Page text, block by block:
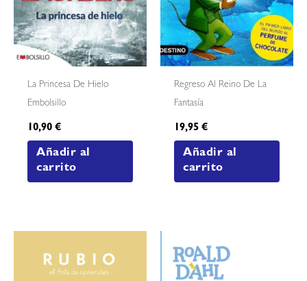
La Princesa De Hielo
Embolsillo
10,90€
Añadir al
carrito
Regreso Al Reino De La
Fantasía
19,95€
Añadir al
carrito